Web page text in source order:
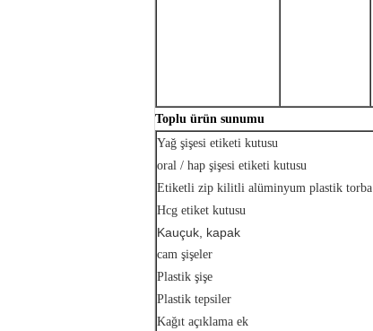
Toplu ürün sunumu
Yağ şişesi etiketi kutusu
oral / hap şişesi etiketi kutusu
Etiketli zip kilitli alüminyum plastik torba
Hcg etiket kutusu
Kauçuk, kapak
cam şişeler
Plastik şişe
Plastik tepsiler
Kağıt açıklama ek